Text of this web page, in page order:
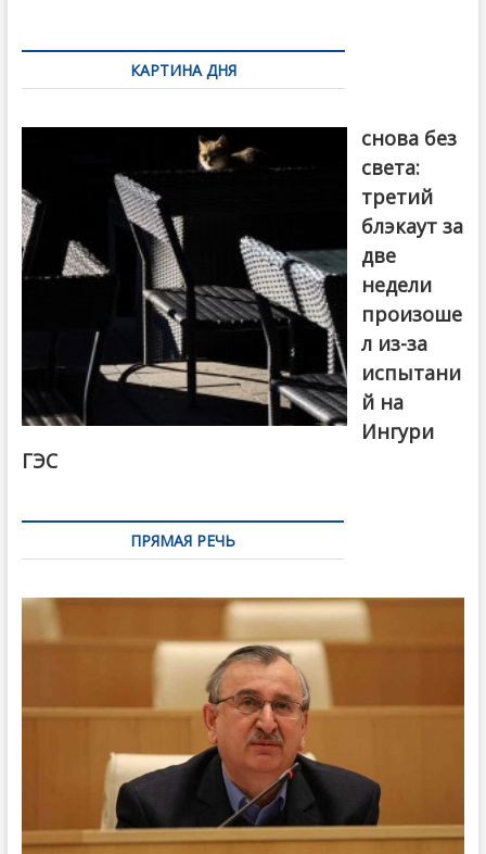
по
записямКАРТИНА ДНЯ
снова без
света:
третий
блэкаут за
две
недели
произоше
л из-за
испытани
й на
Ингури
ГЭС
ПРЯМАЯ РЕЧЬ